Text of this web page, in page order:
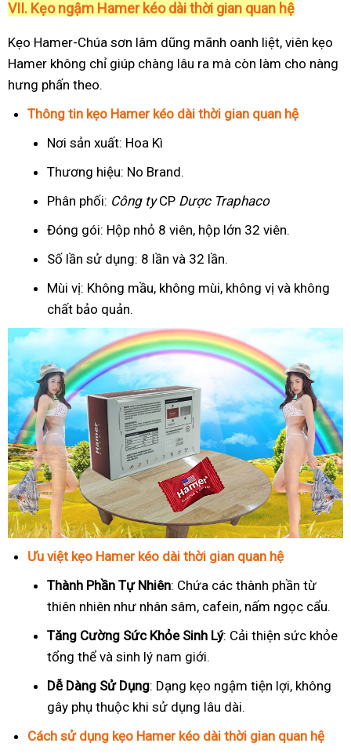
VII. Kẹo ngậm Hamer kéo dài thời gian quan hệ
Kẹo Hamer-Chúa sơn lâm dũng mãnh oanh liệt, viên kẹo
Hamer không chỉ giúp chàng lâu ra mà còn làm cho nàng
hưng phấn theo.
Thông tin kẹo Hamer kéo dài thời gian quan hệ
Nơi sản xuất: Hoa Kì
Thương hiệu: No Brand.
Phân phối: Công tyCP Dược Traphaco
Đóng gói: Hộp nhỏ 8 viên, hộp lớn 32 viên.
Số lần sử dụng: 8 lần và 32 lần.
Mùi vị: Không mầu, không mùi, không vị và không
chất bảo quản.
Ưu việt kẹo Hamer kéo dài thời gian quan hệ
Thành Phần Tự Nhiên: Chứa các thành phần từ
thiên nhiên như nhân sâm, cafein, nấm ngọc cẩu.
Tăng Cường Sức Khỏe Sinh Lý: Cải thiện sức khỏe
tổng thể và sinh lý nam giới.
Dễ Dàng Sử Dụng: Dạng kẹo ngậm tiện lợi, không
gây phụ thuộc khi sử dụng lâu dài.
Cách sử dụng kẹo Hamer kéo dài thời gian quan hệ